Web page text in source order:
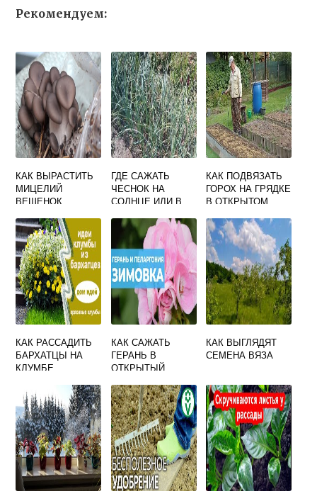
Рекомендуем:
КАК ВЫРАСТИТЬ
МИЦЕЛИЙ
ВЕШЕНОК
ГДЕ САЖАТЬ
ЧЕСНОК НА
СОЛНЦЕ ИЛИ В
КАК ПОДВЯЗАТЬ
ГОРОХ НА ГРЯДКЕ
В ОТКРЫТОМ
КАК РАССАДИТЬ
БАРХАТЦЫ НА
КЛУМБЕ
КАК САЖАТЬ
ГЕРАНЬ В
ОТКРЫТЫЙ
КАК ВЫГЛЯДЯТ
СЕМЕНА ВЯЗА